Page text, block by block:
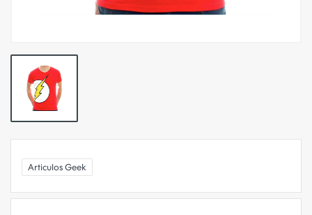
Articulos Geek